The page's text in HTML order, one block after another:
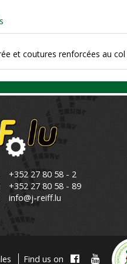
et coutures renforcées au
+352 27 80 58 - 2
+352 27 80 58 - 89
info@j-reiff.lu
Find us on